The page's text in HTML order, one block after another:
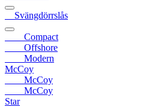
Svängdörrslås
Compact
Offshore
Modern
McCoy
McCoy
McCoy
Star